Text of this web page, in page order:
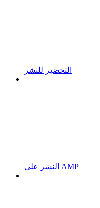
التحضير للنشر
النشر على AMP